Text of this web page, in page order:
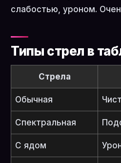
слабостью, уроном.
Типы стрел в
Стрела
Обычная
Спектральная
С ядом